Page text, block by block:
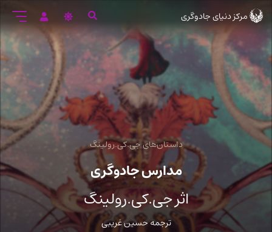
ورود
به
متن
اصلی
مرکز دنیای جادوگری
داستان‌های جی.کی.رولینگ
مدارس جادوگری
اثر جی.کی.رولینگ
ترجمه حسین غریبی